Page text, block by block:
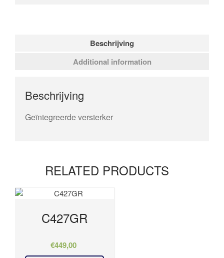
Beschrijving
Additional information
Beschrijving
Geïntegreerde versterker
RELATED PRODUCTS
C427GR
€449,00